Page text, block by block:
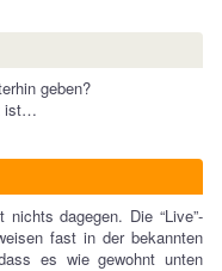
geben?
ist…
dagegen. Die “Live”-
fast in der bekannten
es wie gewohnt unten